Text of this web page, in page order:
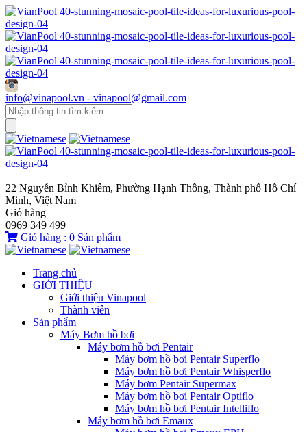
info@vinapool.vn - vinapool@gmail.com
22 Nguyễn Bỉnh Khiêm, Phường Hạnh Thông, Thành phố Hồ Chí
Minh, Việt Nam
Giỏ hàng
0969 349 499
Giỏ hàng : 0 Sản phẩm
Trang chủ
GIỚI THIỆU
Giới thiệu Vinapool
Thành viên
Sản phẩm
Máy Bơm hồ bơi
Máy bơm hồ bơi Pentair
Máy bơm hồ bơi Pentair Superflo
Máy bơm hồ bơi Pentair Whisperflo
Máy bơm Pentair Supermax
Máy bơm hồ bơi Pentair Optiflo
Máy bơm hồ bơi Pentair Intelliflo
Máy bơm hồ bơi Emaux